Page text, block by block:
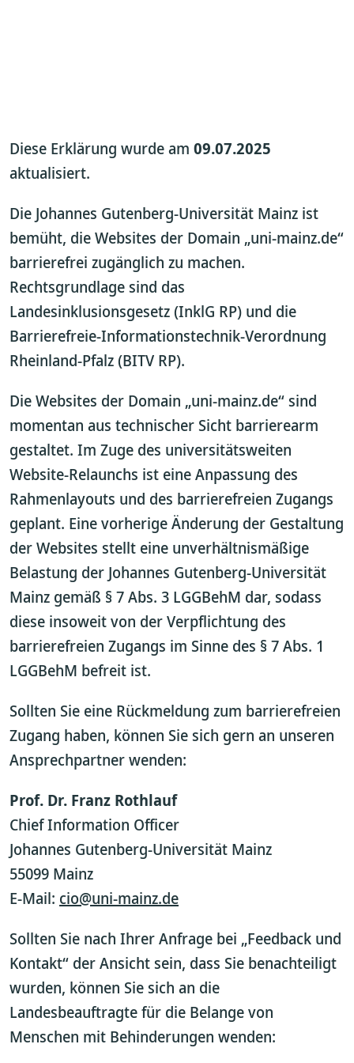
Diese Erklärung wurde am 09.07.2025
aktualisiert.
Die Johannes Gutenberg-Universität Mainz ist
bemüht, die Websites der Domain „uni-mainz.de“
barrierefrei zugänglich zu machen.
Rechtsgrundlage sind das
Landesinklusionsgesetz (InklG RP) und die
Barrierefreie-Informationstechnik-Verordnung
Rheinland-Pfalz (BITV RP).
Die Websites der Domain „uni-mainz.de“ sind
momentan aus technischer Sicht barrierearm
gestaltet. Im Zuge des universitätsweiten
Website-Relaunchs ist eine Anpassung des
Rahmenlayouts und des barrierefreien Zugangs
geplant. Eine vorherige Änderung der Gestaltung
der Websites stellt eine unverhältnismäßige
Belastung der Johannes Gutenberg-Universität
Mainz gemäß § 7 Abs. 3 LGGBehM dar, sodass
diese insoweit von der Verpflichtung des
barrierefreien Zugangs im Sinne des § 7 Abs. 1
LGGBehM befreit ist.
Sollten Sie eine Rückmeldung zum barrierefreien
Zugang haben, können Sie sich gern an unseren
Ansprechpartner wenden:
Prof. Dr. Franz Rothlauf
Chief Information Officer
Johannes Gutenberg-Universität Mainz
55099 Mainz
E-Mail: cio@uni-mainz.de
Sollten Sie nach Ihrer Anfrage bei „Feedback und
Kontakt“ der Ansicht sein, dass Sie benachteiligt
wurden, können Sie sich an die
Landesbeauftragte für die Belange von
Menschen mit Behinderungen wenden: